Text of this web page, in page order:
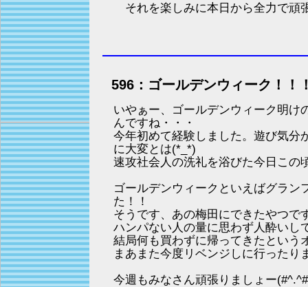
それを楽しみに本日から全力で頑
596：ゴールデンウィーク！！
いやぁー、ゴールデンウィーク明け
んですね・・・
今年初めて経験しました。遊び気分
に大変とは(*_*)
速攻社会人の洗礼を浴びた今日この
ゴールデンウィークといえばグラン
た！！
そうです、あの梅田にできたやつで
ハンパない人の量に思わず人酔いし
結局何も買わずに帰ってきたという
まあまた今度リベンジしに行ったり
今週もみなさん頑張りましょー